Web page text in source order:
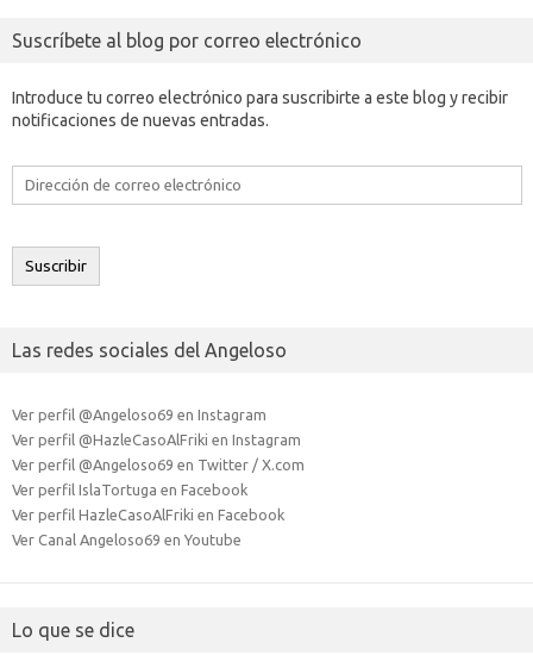
Suscríbete al blog por correo electrónico
Introduce tu correo electrónico para suscribirte a este blog y recibir
notificaciones de nuevas entradas.
Dirección
electrónico
Suscribir
Las redes sociales del Angeloso
Ver perfil @Angeloso69 en Instagram
Ver perfil @HazleCasoAlFriki en Instagram
Ver perfil @Angeloso69 en Twitter / X.com
Ver perfil IslaTortuga en Facebook
Ver perfil HazleCasoAlFriki en Facebook
Ver Canal Angeloso69 en Youtube
Lo que se dice